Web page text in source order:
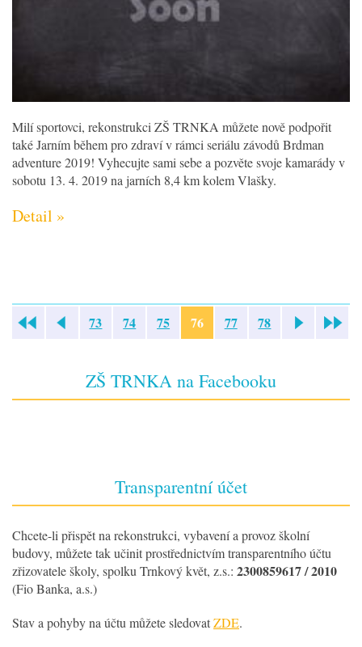
Milí sportovci, rekonstrukci ZŠ TRNKA můžete nově podpořit
také Jarním během pro zdraví v rámci seriálu závodů Brdman
adventure 2019! Vyhecujte sami sebe a pozvěte svoje kamarády v
sobotu 13. 4. 2019 na jarních 8,4 km kolem Vlašky.
Detail »
73 74 75 76 77 78
ZŠ TRNKA na Facebooku
Transparentní účet
Chcete-li přispět na rekonstrukci, vybavení a provoz školní
budovy, můžete tak učinit prostřednictvím transparentního účtu
zřizovatele školy, spolku Trnkový květ, z.s.: 2300859617 / 2010
(Fio Banka, a.s.)
Stav a pohyby na účtu můžete sledovatZDE.